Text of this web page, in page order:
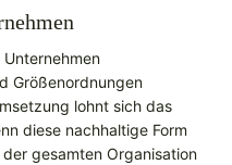
Größenordnungen
lohnt sich das
diese nachhaltige Form
gesamten Organisation